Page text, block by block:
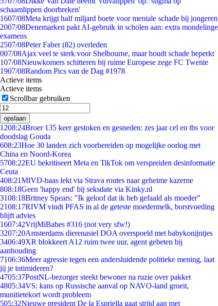
schaamlippen doorbreken'
1607/08Meta krijgt half miljard boete voor mentale schade bij jongeren
2007/08Denemarken pakt AI-gebruik in scholen aan: extra mondelinge
examens
2507/08Peter Faber (82) overleden
007/08Ajax veel te sterk voor Shelbourne, maar houdt schade beperkt
107/08Nieuwkomers schitteren bij ruime Europese zege FC Twente
1907/08Random Pics van de Dag #1978
Actieve items
Actieve items
Scrollbar gebruiken
opslaan
1208:24Broer 135 keer gestoken en gesneden: zes jaar cel en tbs voor
doodslag Gouda
608:23Hoe 30 landen zich voorbereiden op mogelijke oorlog met
China en Noord-Korea
5708:22EU bekritiseert Meta en TikTok om verspreiden desinformatie
Ceuta
408:21MIVD-baas lekt via Strava routes naar geheime kazerne
808:18Geen 'happy end' bij seksdate via Kinky.nl
3108:18Britney Spears: "Ik geloof dat ik heb gefaald als moeder"
2108:17RIVM vindt PFAS in al de geteste moedermelk, borstvoeding
blijft advies
1607:42VrijMiBabes #316 (not very sfw!)
3207:20Amsterdams dierenasiel DOA overspoeld met babykonijntjes
3406:49XR blokkeert A12 ruim twee uur, agent gebeten bij
aanhouding
7106:36Meer agressie tegen een andersluidende politieke mening, laat
jij je intimideren?
4705:37PostNL-bezorger steekt bewoner na ruzie over pakket
4805:34VS: kans op Russische aanval op NAVO-land groeit,
munitietekort wordt probleem
505:32Nieuwe president De la Espriella gaat strijd aan met